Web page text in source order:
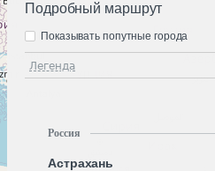
Подробный маршрут
Легенда
Показывать попутные города
Россия
Астрахань